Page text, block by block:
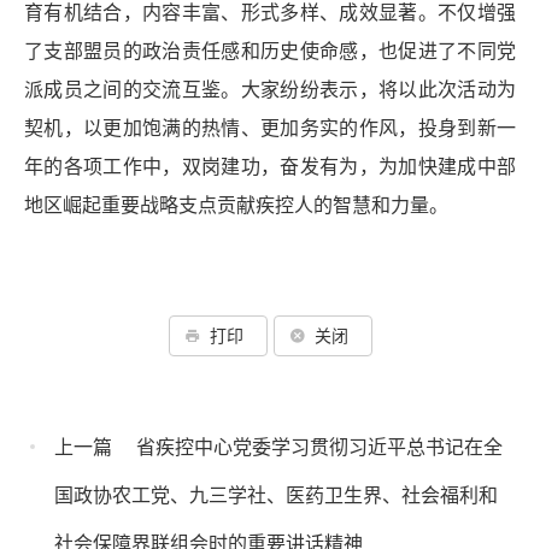
育有机结合，内容丰富、形式多样、成效显著。不仅增强
了支部盟员的政治责任感和历史使命感，也促进了不同党
派成员之间的交流互鉴。大家纷纷表示，将以此次活动为
契机，以更加饱满的热情、更加务实的作风，投身到新一
年的各项工作中，双岗建功，奋发有为，为加快建成中部
地区崛起重要战略支点贡献疾控人的智慧和力量。
打印 关闭
上一篇
省疾控中心党委学习贯彻习近平总书记在全
国政协农工党、九三学社、医药卫生界、社会福利和
社会保障界联组会时的重要讲话精神